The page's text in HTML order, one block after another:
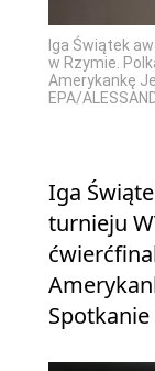
Iga Świątek
w Rzymie.
Amerykankę
EPA/
Iga
turnieju